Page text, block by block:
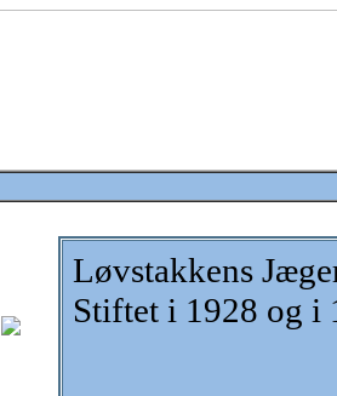
Løvstakkens
Stiftet i 1928 og i